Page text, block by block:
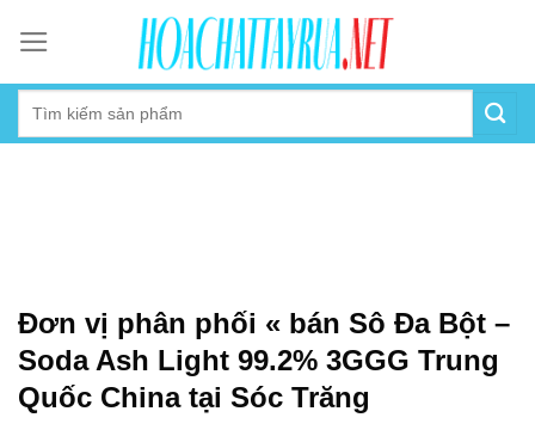
content
Đơn vị phân phối « bán Sô Đa Bột –
Soda Ash Light 99.2% 3GGG Trung
Quốc China tại Sóc Trăng